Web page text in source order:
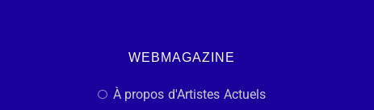
WEBMAGAZINE
À propos d'Artistes Actuels